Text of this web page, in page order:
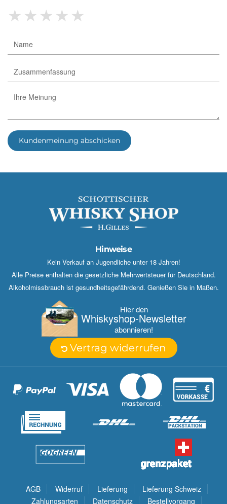
★★★★★
Kundenmeinung abschicken
Hinweise
Kein Verkauf an Jugendliche unter 18 Jahren!
Alle Preise enthalten die gesetzliche Mehrwertsteuer für Deutschland.
Alkoholmissbrauch ist gesundheitsgefährdend. Genießen Sie in Maßen.
Hier den
Whisky­shop-Newsletter
abonnieren!
Vertrag widerrufen
AGB Widerruf Lieferung
Lieferung Schweiz
Zahlungsarten
Datenschutz Bestellvorgang